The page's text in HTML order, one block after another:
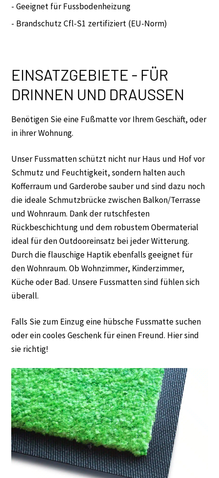
- Geeignet für Fussbodenheizung
- Brandschutz Cfl-S1 zertifiziert (EU-Norm)
EINSATZGEBIETE - FÜR
DRINNEN UND DRAUSSEN
Benötigen Sie eine Fußmatte vor Ihrem Geschäft, oder
in ihrer Wohnung.
Unser Fussmatten schützt nicht nur Haus und Hof vor
Schmutz und Feuchtigkeit, sondern halten auch
Kofferraum und Garderobe sauber und sind dazu noch
die ideale Schmutzbrücke zwischen Balkon/Terrasse
und Wohnraum. Dank der rutschfesten
Rückbeschichtung und dem robustem Obermaterial
ideal für den Outdooreinsatz bei jeder Witterung.
Durch die flauschige Haptik ebenfalls geeignet für
den Wohnraum. Ob Wohnzimmer, Kinderzimmer,
Küche oder Bad. Unsere Fussmatten sind fühlen sich
überall.
Falls Sie zum Einzug eine hübsche Fussmatte suchen
oder ein cooles Geschenk für einen Freund. Hier sind
sie richtig!